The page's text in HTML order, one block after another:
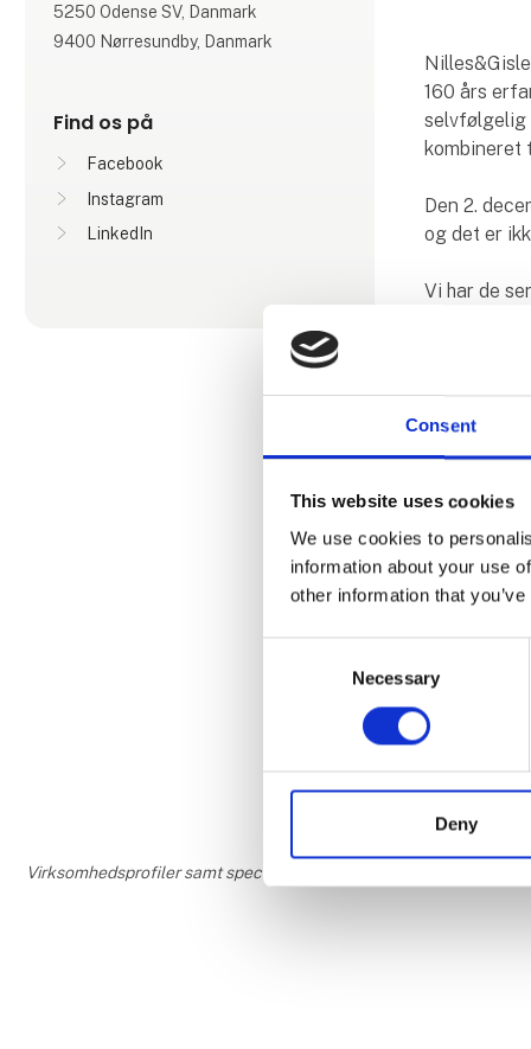
Consent
This website uses cookies
We use cookies to
information about your use
other information that
Necessary
Deny
5250 Odense SV, Danmark
9400 Nørresundby, Danmark
Find os på
Facebook
Instagram
LinkedIn
160 års
selvfølgelig
kombineret
Den 2.
og det er
Vi har de
fælles hjælp
dygtige og
guide dig
Nu gør vi
hyggelige
faktisk altid
Som
der byder
rejseleder.
Virksomhedsprofiler samt speciale- og interesseområder er